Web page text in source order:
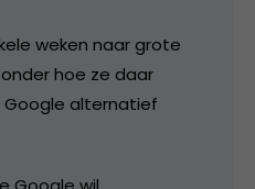
weken naar grote
hoe ze daar
Google alternatief